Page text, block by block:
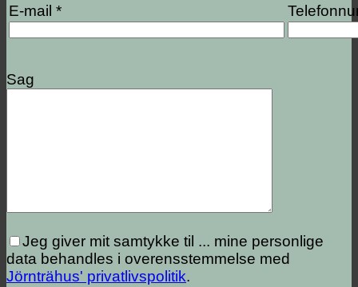
E-mail *
Sag
Jeg giver mit samtykke til ... mine personlige
data behandles i overensstemmelse med
Jörnträhus' privatlivspolitik.